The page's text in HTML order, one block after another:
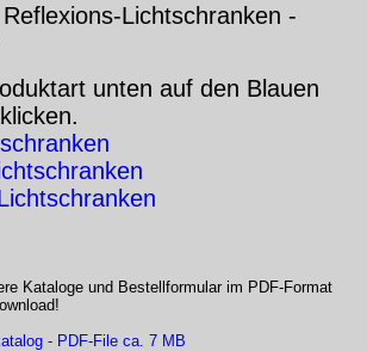
Lichtschranken -
unten auf den Blauen
Kataloge und Bestellformular im PDF-Format
- PDF-File ca. 7 MB